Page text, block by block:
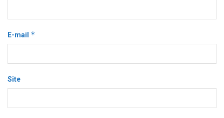
E-mail *
Site